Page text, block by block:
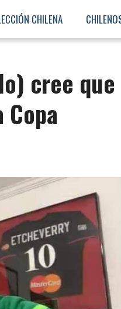
CHILENA
cree que